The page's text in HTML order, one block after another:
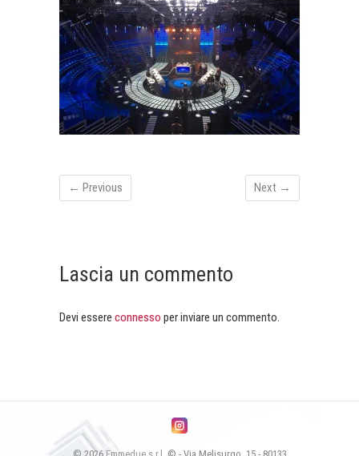
← Previous Next →
Lascia un commento
Devi essere connesso per inviare un commento.